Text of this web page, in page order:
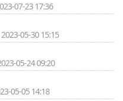
07-23 17:36
05-30 15:15
05-24 09:20
05-05 14:18